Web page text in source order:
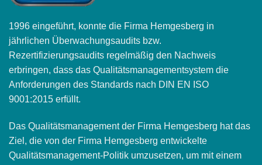
1996 eingeführt, konnte die Firma Hemgesberg in
jährlichen Überwachungsaudits bzw.
Rezertifizierungsaudits regelmäßig den Nachweis
erbringen, dass das Qualitätsmanagementsystem die
Anforderungen des Standards nach DIN EN ISO
9001:2015 erfüllt.
Das Qualitätsmanagement der Firma Hemgesberg hat das
Ziel, die von der Firma Hemgesberg entwickelte
Qualitätsmanagement-Politik umzusetzen, um mit einem